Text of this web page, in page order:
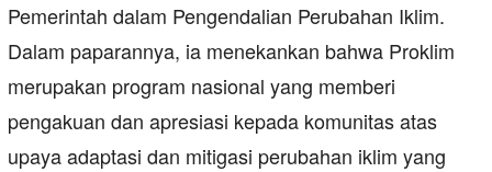
Pemerintah dalam Pengendalian Perubahan Iklim.
Dalam paparannya, ia menekankan bahwa Proklim
merupakan program nasional yang memberi
pengakuan dan apresiasi kepada komunitas atas
upaya adaptasi dan mitigasi perubahan iklim yang